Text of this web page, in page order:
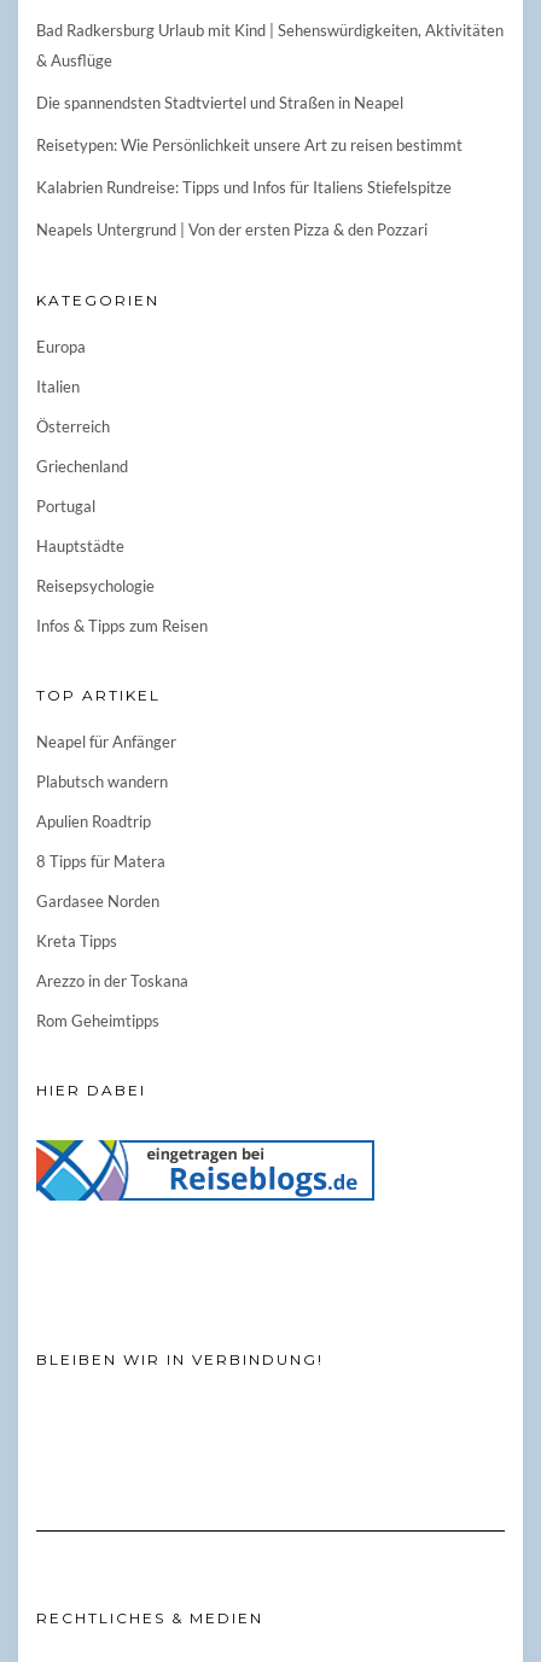
Bad Radkersburg Urlaub mit Kind | Sehenswürdigkeiten, Aktivitäten
& Ausflüge
Die spannendsten Stadtviertel und Straßen in Neapel
Reisetypen: Wie Persönlichkeit unsere Art zu reisen bestimmt
Kalabrien Rundreise: Tipps und Infos für Italiens Stiefelspitze
Neapels Untergrund | Von der ersten Pizza & den Pozzari
KATEGORIEN
Europa
Italien
Österreich
Griechenland
Portugal
Hauptstädte
Reisepsychologie
Infos & Tipps zum Reisen
TOP ARTIKEL
Neapel für Anfänger
Plabutsch wandern
Apulien Roadtrip
8 Tipps für Matera
Gardasee Norden
Kreta Tipps
Arezzo in der Toskana
Rom Geheimtipps
HIER DABEI
BLEIBEN WIR IN VERBINDUNG!
RECHTLICHES & MEDIEN